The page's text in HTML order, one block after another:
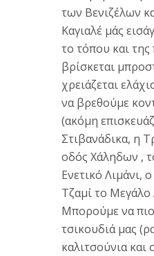
των Βενιζέλων
Καγιαλέ μάς
το τόπου και
βρίσκεται
χρειάζεται
να βρεθούμε
(ακόμη
Στιβανάδικα, η
οδός Χάληδων ,
Ενετικό Λιμάνι,
Τζαμί το Μεγάλο
Μπορούμε να
τσικουδιά μας
καλιτσούνια και